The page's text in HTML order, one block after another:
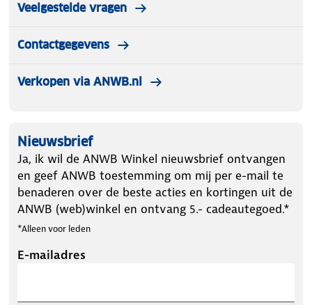
Veelgestelde vragen
Contactgegevens
Verkopen via ANWB.nl
Nieuwsbrief
Ja, ik wil de ANWB Winkel nieuwsbrief ontvangen
en geef ANWB toestemming om mij per e-mail te
benaderen over de beste acties en kortingen uit de
ANWB (web)winkel en ontvang 5.- cadeautegoed.*
*Alleen voor leden
E-mailadres